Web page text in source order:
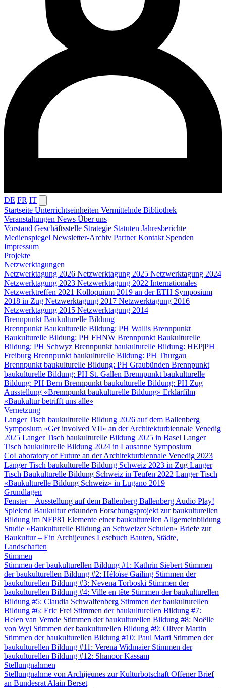
DE FR IT
Startseite Unterrichtseinheiten Vermittelnde Bibliothek
Veranstaltungen News Über uns
Vorstand Geschäftsstelle Strategie Statuten Jahresberichte
Medienspiegel Newsletter-Archiv PartnerKontakt Spenden
Impressum
Projekte
Netzwerktagungen
Netzwerktagung 2026 Netzwerktagung 2025 Netzwerktagung 2024
Netzwerktagung 2023 Netzwerktagung 2022 Internationales
Netzwerktreffen 2021 Kolloquium 2019 an der ETH Symposium
2018 in Zug Netzwerktagung 2017 Netzwerktagung 2016
Netzwerktagung 2015 Netzwerktagung 2014
Brennpunkt Baukulturelle Bildung
Brennpunkt Baukulturelle Bildung: PH Wallis Brennpunkt
Baukulturelle Bildung: PH FHNW Brennpunkt Baukulturelle
Bildung: PH Schwyz Brennpunkt baukulturelle Bildung: HEP|PH
Freiburg Brennpunkt baukulturelle Bildung: PH Thurgau
Brennpunkt baukulturelle Bildung: PH Graubünden Brennpunkt
baukulturelle Bildung: PH St. Gallen Brennpunkt baukulturelle
Bildung: PH Bern Brennpunkt baukulturelle Bildung: PH Zug
Ausstellung «Brennpunkt baukulturelle Bildung» Erklärfilm
«Baukultur betrifft uns alle»
Vernetzung
Langer Tisch baukulturelle Bildung 2026 auf dem Ballenberg
Symposium «Get involved VII» an der Architekturbiennale Venedig
2025 Langer Tisch baukulturelle Bildung 2025 in Basel Langer
Tisch baukulturelle Bildung 2024 in Lausanne Symposium
CoLaboratory of Future an der Architekturbiennale Venedig 2023
Langer Tisch baukulturelle Bildung Schweiz 2023 in Zug Langer
Tisch Baukulturelle Bildung Schweiz in Teufen 2022 Langer Tisch
«Baukulturelle Bildung Schweiz» in Lugano 2019
Grundlagen
Fenster – Ausstellung auf dem Ballenberg Ballenberg Audio Play!
Spielend Baukultur erkunden Forschungsprojekt zur baukulturellen
Bildung im NFP81 Elemente einer baukulturellen Allgemeinbildung
Studie «Baukulturelle Bildung an Schweizer Schulen» Briefe zur
Baukultur – Ein Archijeunes Lesebuch Bauten, Städte,
Landschaften
Stimmen
Stimmen der baukulturellen Bildung #1: Kathrin Siebert Stimmen
der baukulturellen Bildung #2: Héloïse Gailing Stimmen der
baukulturellen Bildung #3: Nevena Torboski Stimmen der
baukulturellen Bildung #4: Ville en tête Stimmen der baukulturellen
Bildung #5: Claudia Schwalfenberg Stimmen der baukulturellen
Bildung #6: Eric Frei Stimmen der baukulturellen Bildung #7:
Helen van Vemde Stimmen der baukulturellen Bildung #8: Noëlle
von Wyl Stimmen der baukulturellen Bildung #9: Oliver Martin
Stimmen der baukulturellen Bildung #10: Paul Marti Stimmen der
baukulturellen Bildung #11: Verena Widmaier Stimmen der
baukulturellen Bildung #12: Shanoor Kassam
Stellungnahmen
Stellungnahme von Archijeunes zur Kulturbotschaft Offener Brief
an Bundesrat Alain Berset